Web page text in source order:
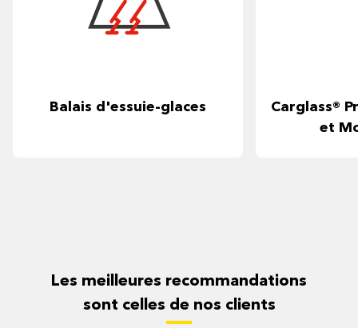
Balais d'essuie-glaces
Carglass®
et
Les meilleures recommandations
sont celles de nos clients